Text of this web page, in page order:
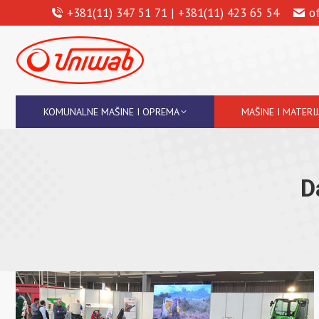
+381(11) 347 51 71 | +381(11) 423 65 54
KOMUNALNE MAŠINE I OPREMA MAŠINE I